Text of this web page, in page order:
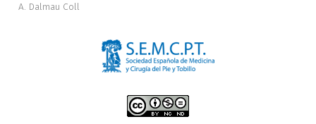
A. Dalmau Coll